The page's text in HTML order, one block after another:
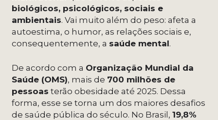
biológicos, psicológicos, sociais e
ambientais. Vai muito além do peso: afeta a
autoestima, o humor, as relações sociais e,
consequentemente, a saúde mental.
De acordo com a Organização Mundial da
Saúde (OMS), mais de 700 milhões de
pessoas terão obesidade até 2025. Dessa
forma, esse se torna um dos maiores desafios
de saúde pública do século. No Brasil, 19,8%